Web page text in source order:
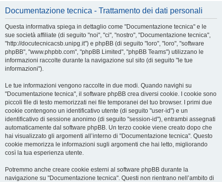
Documentazione tecnica - Trattamento dei dati personali
Questa informativa spiega in dettaglio come "Documentazione tecnica" e le
sue società affiliate (di seguito "noi", "ci", "nostro", "Documentazione tecnica",
"http://docutecnicacsb.unipg.it") e phpBB (di seguito "loro", "loro", "software
phpBB", "www.phpbb.com", "phpBB Limited", "phpBB Teams") utilizzano le
informazioni raccolte durante la navigazione sul sito (di seguito "le tue
informazioni").
Le tue informazioni vengono raccolte in due modi. Quando navighi su
"Documentazione tecnica", il software phpBB crea diversi cookie. I cookie sono
piccoli file di testo memorizzati nei file temporanei del tuo browser. I primi due
cookie contengono un identificativo utente (di seguito "user-id") e un
identificativo di sessione anonimo (di seguito "session-id"), entrambi assegnati
automaticamente dal software phpBB. Un terzo cookie viene creato dopo che
hai visualizzato gli argomenti all’interno di "Documentazione tecnica". Questo
cookie memorizza le informazioni sugli argomenti che hai letto, migliorando
così la tua esperienza utente.
Potremmo anche creare cookie esterni al software phpBB durante la
navigazione su "Documentazione tecnica". Questi non rientrano nell’ambito di